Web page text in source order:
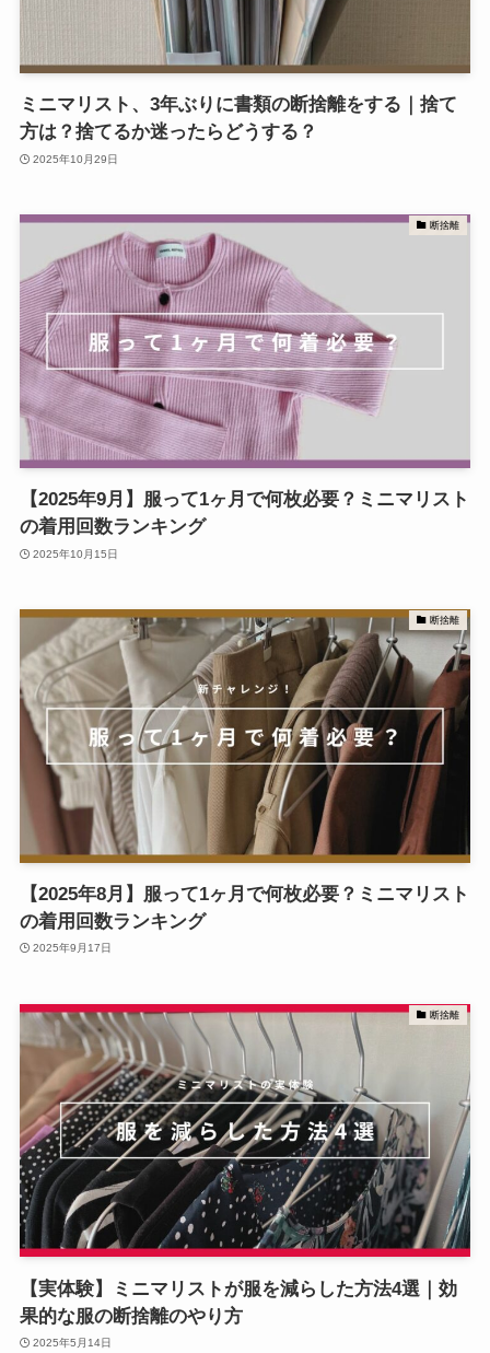
ミニマリスト、3年ぶりに書類の断捨離をする｜捨て
方は？捨てるか迷ったらどうする？
2025年10月29日
断捨離
【2025年9月】服って1ヶ月で何枚必要？ミニマリスト
の着用回数ランキング
2025年10月15日
断捨離
【2025年8月】服って1ヶ月で何枚必要？ミニマリスト
の着用回数ランキング
2025年9月17日
断捨離
【実体験】ミニマリストが服を減らした方法4選｜効
果的な服の断捨離のやり方
2025年5月14日